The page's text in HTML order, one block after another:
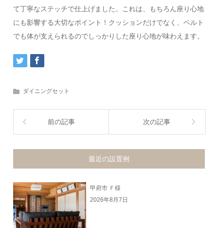
て丁寧なステッチで仕上げました。これは、もちろん座り心地
にも影響する大切なポイント！クッションだけでなく、ベルト
でも体が支えられるのでしっかりした座り心地が味わえます。
ダイニングセット
前の記事 次の記事
最近の設置例
甲府市 Ｆ様
2026年8月7日